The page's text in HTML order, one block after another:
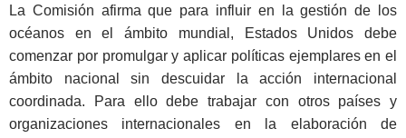
La Comisión afirma que para influir en la gestión de los
océanos en el ámbito mundial, Estados Unidos debe
comenzar por promulgar y aplicar políticas ejemplares en el
ámbito nacional sin descuidar la acción internacional
coordinada. Para ello debe trabajar con otros países y
organizaciones internacionales en la elaboración de